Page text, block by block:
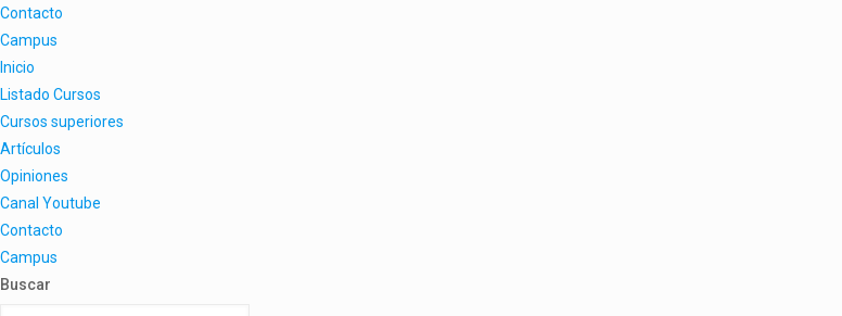
Contacto
Campus
Inicio
Listado Cursos
Cursos superiores
Artículos
Opiniones
Canal Youtube
Contacto
Campus
Buscar